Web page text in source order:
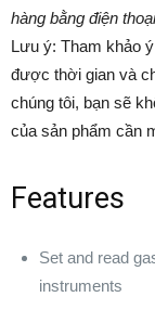
hàng bằng điện
Lưu ý: Tham khảo
được thời gian và
chúng tôi, bạn sẽ
của sản phẩm cần
Features
Set and read
instruments